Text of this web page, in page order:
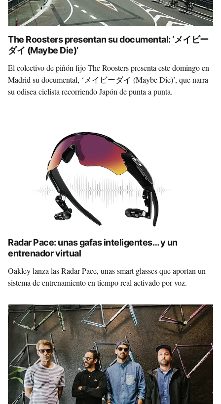
The Roosters presentan su documental: ‘メイビー
ダイ (Maybe Die)’
El colectivo de piñón fijo The Roosters presenta este domingo en
Madrid su documental, ‘メイビーダイ (Maybe Die)’, que narra
su odisea ciclista recorriendo Japón de punta a punta.
Radar Pace: unas gafas inteligentes… y un
entrenador virtual
Oakley lanza las Radar Pace, unas smart glasses que aportan un
sistema de entrenamiento en tiempo real activado por voz.